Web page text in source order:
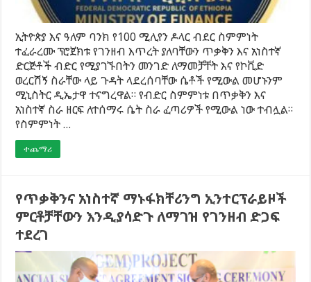
ኢትዮጵያ እና ዓለም ባንክ የ100 ሚሊየን ዶላር ብደር ስምምነት
ተፈራረሙ ፕሮጀክቱ የገንዘብ እጥረት ያለባቸውን ጥቃቅን እና አነስተኛ
ድርጅቶች ብድር የሚያገኙበትን መንገድ ለማመቻቸት እና የኮቪድ
ወረርሽኝ ስራቸው ላይ ጉዳት ላደረሰባቸው ሴቶች የሚውል መሆኑንም
ሚኒስትር ዲኤታዋ ተናግረዋል። የብድር ስምምነቱ በጥቃቅን እና
አነስተኛ ስራ ዘርፍ ለተሰማሩ ሴት ስራ ፈጣሪዎች የሚውል ነው ተብሏል።
የስምምነት …
ተጨማሪ
የጥቃቅንና አነስተኛ ማኑፋክቸሪንግ ኢንተርፕራይዞች
ምርቶቻቸውን እንዲያሳድጉ ለማገዝ የገንዘብ ድጋፍ
ተደረገ